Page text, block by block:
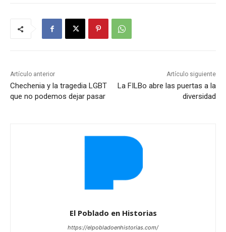
Artículo anterior
Chechenia y la tragedia LGBT
que no podemos dejar pasar
Artículo siguiente
La FILBo abre las puertas a la
diversidad
El Poblado en Historias
https://elpobladoenhistorias.com/